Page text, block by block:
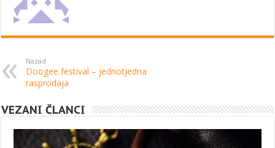
Nazad
Doogee festival – jednotjedna
rasprodaja
VEZANI ČLANCI